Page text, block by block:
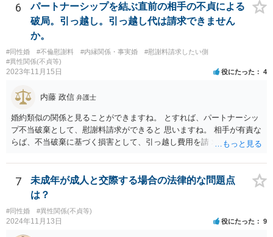
6
パートナーシップを結ぶ直前の相手の不貞による
破局。引っ越し。引っ越し代は請求できません
か。
#同性婚 #不倫慰謝料 #内縁関係・事実婚
#慰謝料請求したい側
#異性関係(不貞等)
2023年11月15日 役にたった 4
内藤 政信 弁護士
婚約類似の関係と見ることができますね。 とすれば、パートナーシッ
プ不当破棄として、慰謝料請求ができると 思いますね。 相手が有責な
らば、不当破棄に基づく損害として、引っ越し費用を請 求できるよう
7
未成年が成人と交際する場合の法律的な問題点
は？
#同性婚 #異性関係(不貞等)
2024年11月13日 役にたった 9